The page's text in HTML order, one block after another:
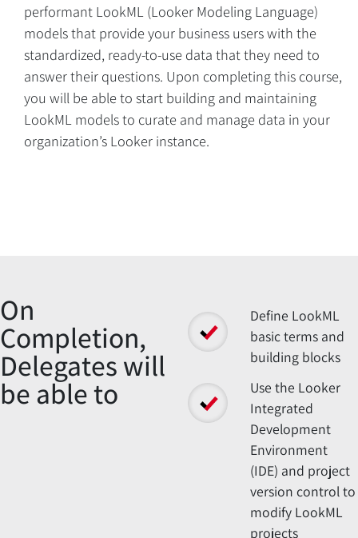
performant LookML (Looker Modeling Language)
models that provide your business users with the
standardized, ready-to-use data that they need to
answer their questions. Upon completing this course,
you will be able to start building and maintaining
LookML models to curate and manage data in your
organization’s Looker instance.